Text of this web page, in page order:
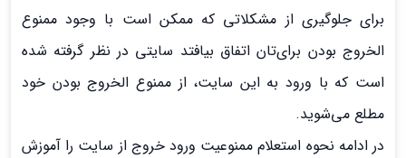
برای جلوگیری از مشکلاتی که ممکن است با وجود ممنوع
الخروج بودن برای‌تان اتفاق بیافتد سایتی در نظر گرفته شده
است که با ورود به این سایت، از ممنوع الخروج بودن خود
مطلع می‌شوید.
در ادامه نحوه استعلام ممنوعیت ورود خروج از سایت را آموزش